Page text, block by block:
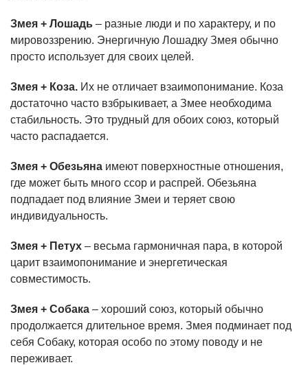
Змея + Лошадь – разные люди и по характеру, и по
мировоззрению. Энергичную Лошадку Змея обычно
просто использует для своих целей.
Змея + Коза. Их не отличает взаимопонимание. Коза
достаточно часто взбрыкивает, а Змее необходима
стабильность. Это трудный для обоих союз, который
часто распадается.
Змея + Обезьяна имеют поверхностные отношения,
где может быть много ссор и распрей. Обезьяна
подпадает под влияние Змеи и теряет свою
индивидуальность.
Змея + Петух – весьма гармоничная пара, в которой
царит взаимопонимание и энергетическая
совместимость.
Змея + Собака – хороший союз, который обычно
продолжается длительное время. Змея подминает под
себя Собаку, которая особо по этому поводу и не
переживает.